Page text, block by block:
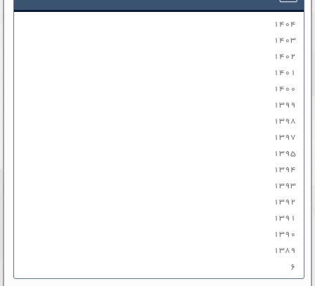
۱۴۰۴
۱۴۰۳
۱۴۰۲
۱۴۰۱
۱۴۰۰
۱۳۹۹
۱۳۹۸
۱۳۹۷
۱۳۹۵
۱۳۹۴
۱۳۹۳
۱۳۹۲
۱۳۹۱
۱۳۹۰
۱۳۸۹
۶